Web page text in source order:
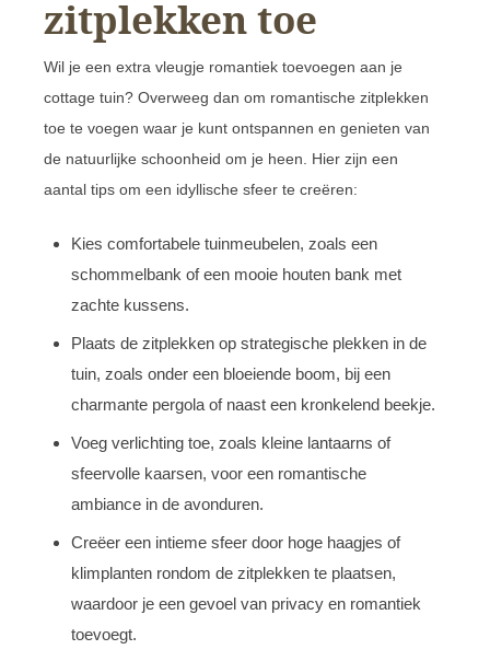
zitplekken toe
Wil je een extra vleugje romantiek toevoegen aan je
cottage tuin? Overweeg dan om romantische zitplekken
toe te voegen waar je kunt ontspannen en genieten van
de natuurlijke schoonheid om je heen. Hier zijn een
aantal tips om een idyllische sfeer te creëren:
Kies comfortabele tuinmeubelen, zoals een
schommelbank of een mooie houten bank met
zachte kussens.
Plaats de zitplekken op strategische plekken in de
tuin, zoals onder een bloeiende boom, bij een
charmante pergola of naast een kronkelend beekje.
Voeg verlichting toe, zoals kleine lantaarns of
sfeervolle kaarsen, voor een romantische
ambiance in de avonduren.
Creëer een intieme sfeer door hoge haagjes of
klimplanten rondom de zitplekken te plaatsen,
waardoor je een gevoel van privacy en romantiek
toevoegt.